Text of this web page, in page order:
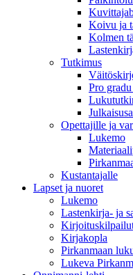
Koivu ja
Kolmen
Tutkimus
Pro
Opettajille ja
Lukemo
Kustantajalle
Lapset ja nuoret
Lukemo
Lastenkirja- ja
Kirjakopla
Pirkanmaan
Lukeva